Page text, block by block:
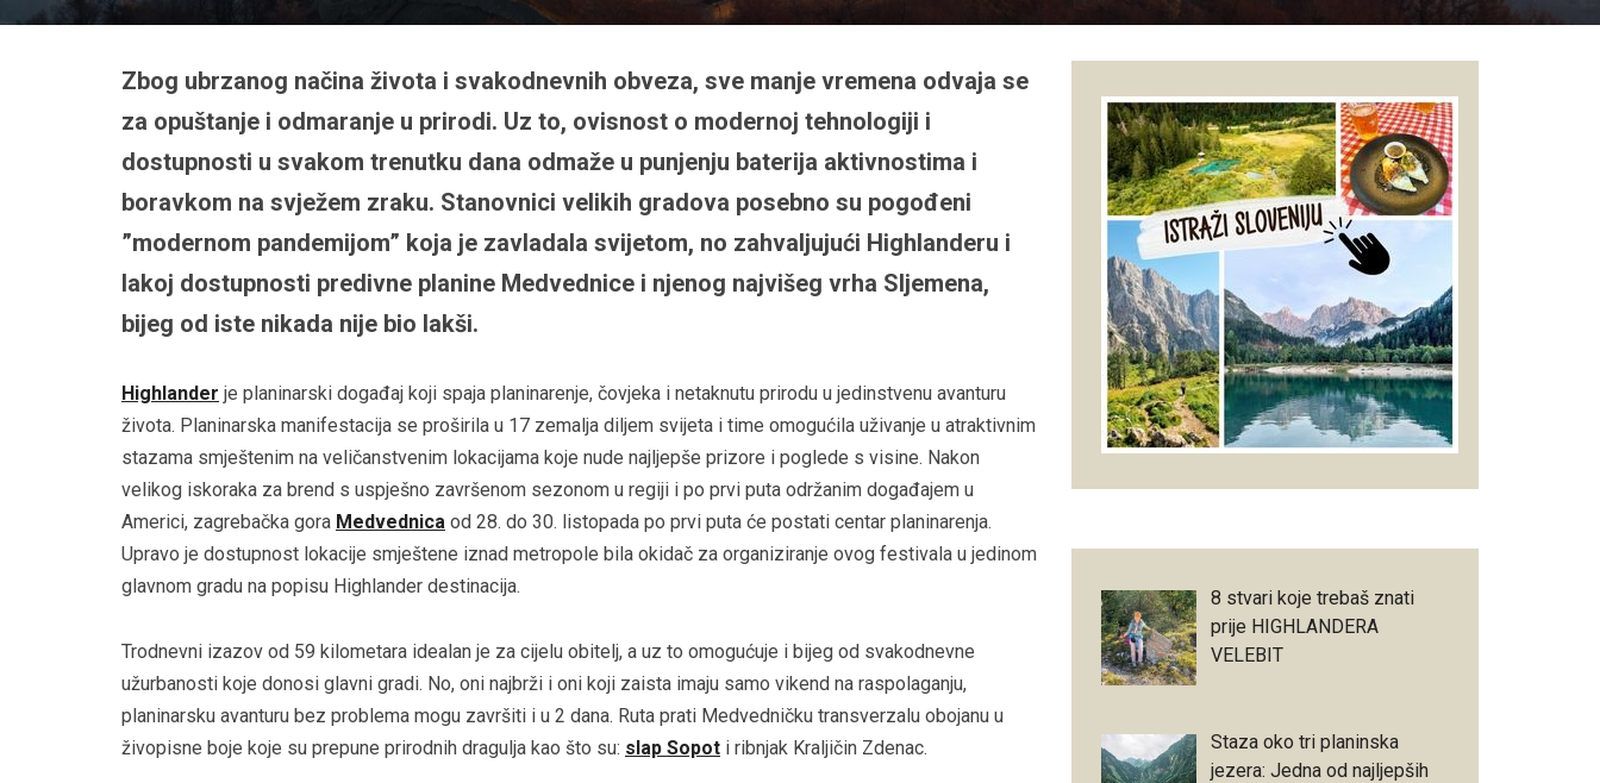
Zbog ubrzanog načina života i svakodnevnih obveza, sve manje vremena odvaja se
za opuštanje i odmaranje u prirodi. Uz to, ovisnost o modernoj tehnologiji i
dostupnosti u svakom trenutku dana odmaže u punjenju baterija aktivnostima i
boravkom na svježem zraku. Stanovnici velikih gradova posebno su pogođeni
”modernom pandemijom” koja je zavladala svijetom, no zahvaljujući Highlanderu i
lakoj dostupnosti predivne planine Medvednice i njenog najvišeg vrha Sljemena,
bijeg od iste nikada nije bio lakši.
Highlander je planinarski događaj koji spaja planinarenje, čovjeka i netaknutu prirodu u jedinstvenu avanturu
života. Planinarska manifestacija se proširila u 17 zemalja diljem svijeta i time omogućila uživanje u atraktivnim
stazama smještenim na veličanstvenim lokacijama koje nude najljepše prizore i poglede s visine. Nakon
velikog iskoraka za brend s uspješno završenom sezonom u regiji i po prvi puta održanim događajem u
Americi, zagrebačka gora Medvednica od 28. do 30. listopada po prvi puta će postati centar planinarenja.
Upravo je dostupnost lokacije smještene iznad metropole bila okidač za organiziranje ovog festivala u jedinom
glavnom gradu na popisu Highlander destinacija.
Trodnevni izazov od 59 kilometara idealan je za cijelu obitelj, a uz to omogućuje i bijeg od svakodnevne
užurbanosti koje donosi glavni gradi. No, oni najbrži i oni koji zaista imaju samo vikend na raspolaganju,
planinarsku avanturu bez problema mogu završiti i u 2 dana. Ruta prati Medvedničku transverzalu obojanu u
živopisne boje koje su prepune prirodnih dragulja kao što su: slap Sopot i ribnjak Kraljičin Zdenac.
8 stvari koje trebaš znati
prije HIGHLANDERA
VELEBIT
Staza oko tri planinska
jezera: Jedna od najljepših